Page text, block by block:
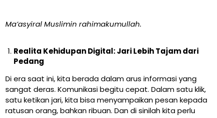
Ma’asyiral Muslimin rahimakumullah.
Realita Kehidupan Digital: Jari Lebih Tajam dari
Pedang
Di era saat ini, kita berada dalam arus informasi yang
sangat deras. Komunikasi begitu cepat. Dalam satu klik,
satu ketikan jari, kita bisa menyampaikan pesan kepada
ratusan orang, bahkan ribuan. Dan di sinilah kita perlu